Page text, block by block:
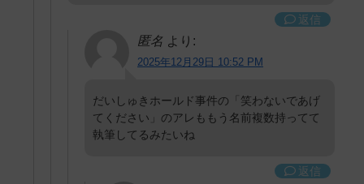
返信
匿名 より:
2025年12月29日 10:52 PM
だいしゅきホールド事件の「笑わないであげ
てください」のアレももう名前複数持ってて
執筆してるみたいね
返信